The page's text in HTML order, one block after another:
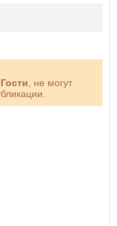
Гости , не могут